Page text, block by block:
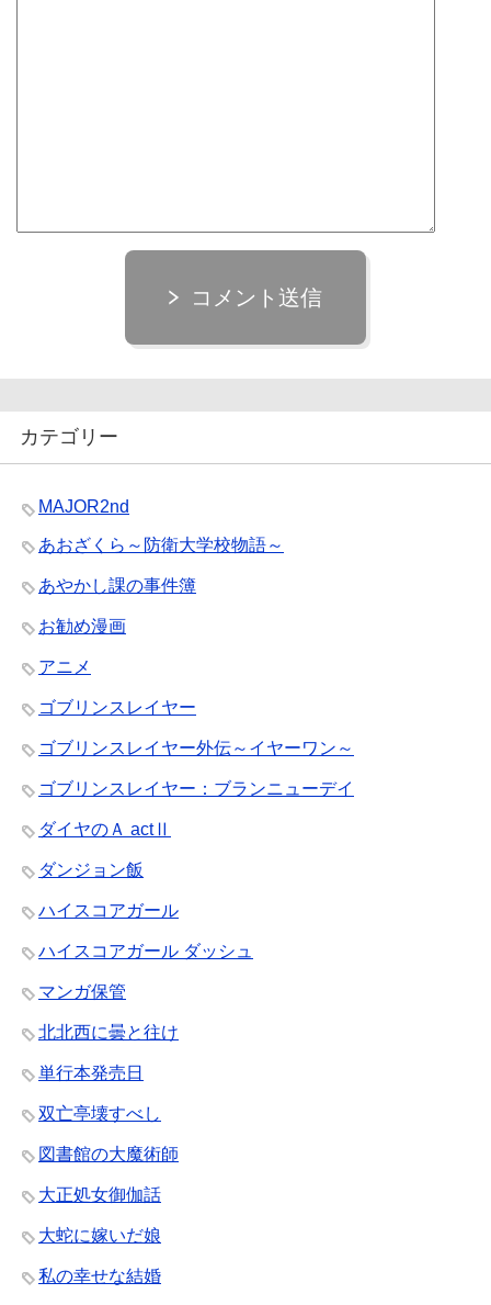
コメント送信
カテゴリー
MAJOR2nd
あおざくら～防衛大学校物語～
あやかし課の事件簿
お勧め漫画
アニメ
ゴブリンスレイヤー
ゴブリンスレイヤー外伝～イヤーワン～
ゴブリンスレイヤー：ブランニューデイ
ダイヤのＡ actⅡ
ダンジョン飯
ハイスコアガール
ハイスコアガール ダッシュ
マンガ保管
北北西に曇と往け
単行本発売日
双亡亭壊すべし
図書館の大魔術師
大正処女御伽話
大蛇に嫁いだ娘
私の幸せな結婚